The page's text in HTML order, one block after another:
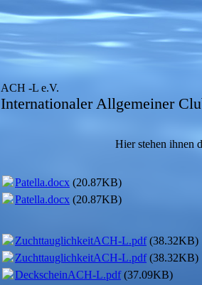
ACH -L e.V.
Internationaler Allgemeiner
Hier stehen ihnen
Patella.docx (20.87KB)
Patella.docx (20.87KB)
ZuchttauglichkeitACH-L.pdf(38.32KB)
ZuchttauglichkeitACH-L.pdf(38.32KB)
DeckscheinACH-L.pdf(37.09KB)